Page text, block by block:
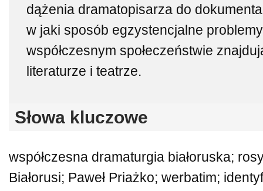
dążenia dramatopisarza do
w jaki sposób egzystencjalne
współczesnym społeczeństwie
literaturze i teatrze.
Słowa kluczowe
współczesna dramaturgia białoruska;
Białorusi; Paweł Priażko; werbatim;